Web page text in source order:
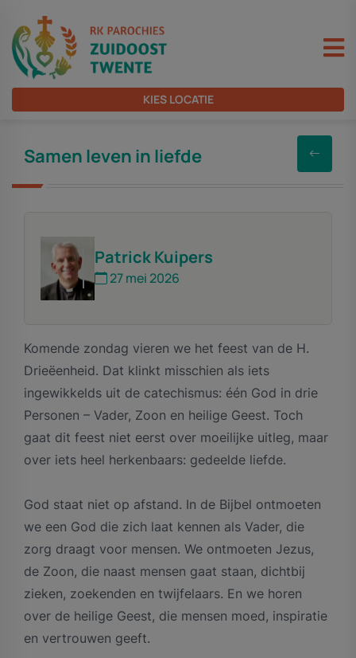
KIES LOCATIE
Samen leven in liefde
Patrick Kuipers
27 mei 2026
Komende zondag vieren we het feest van de H.
Drieëenheid. Dat klinkt misschien als iets
ingewikkelds uit de catechismus: één God in drie
Personen – Vader, Zoon en heilige Geest. Toch
gaat dit feest niet eerst over moeilijke uitleg, maar
over iets heel herkenbaars: gedeelde liefde.
God staat niet op afstand. In de Bijbel ontmoeten
we een God die zich laat kennen als Vader, die
zorg draagt voor mensen. We ontmoeten Jezus,
de Zoon, die naast mensen gaat staan, dichtbij
zieken, zoekenden en twijfelaars. En we horen
over de heilige Geest, die mensen moed, inspiratie
en vertrouwen geeft.